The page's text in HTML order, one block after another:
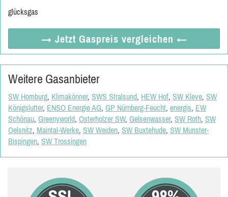
glücksgas
→ Jetzt Gaspreis vergleichen ←
Weitere Gasanbieter
SW Homburg, Klimakönner, SWS Stralsund, HEW Hof, SW Kleve, SW
Königslutter, ENSO Energie AG, GP Nürnberg-Feucht, energis, EW
Schönau, Greenyworld, Osterholzer SW, Gelsenwasser, SW Roth, SW
Oelsnitz, Maintal-Werke, SW Weiden, SW Buxtehude, SW Munster-
Bispingen, SW Trossingen